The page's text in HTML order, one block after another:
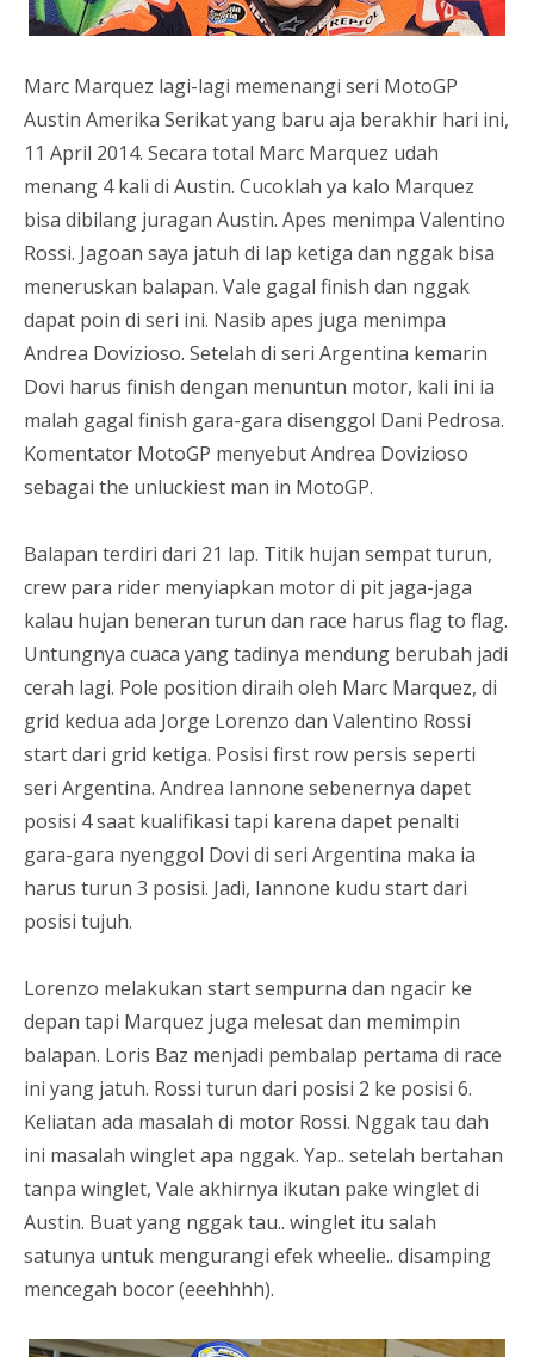
Marc Marquez lagi-lagi memenangi seri MotoGP
Austin Amerika Serikat yang baru aja berakhir hari ini,
11 April 2014. Secara total Marc Marquez udah
menang 4 kali di Austin. Cucoklah ya kalo Marquez
bisa dibilang juragan Austin. Apes menimpa Valentino
Rossi. Jagoan saya jatuh di lap ketiga dan nggak bisa
meneruskan balapan. Vale gagal finish dan nggak
dapat poin di seri ini. Nasib apes juga menimpa
Andrea Dovizioso. Setelah di seri Argentina kemarin
Dovi harus finish dengan menuntun motor, kali ini ia
malah gagal finish gara-gara disenggol Dani Pedrosa.
Komentator MotoGP menyebut Andrea Dovizioso
sebagai the unluckiest man in MotoGP.
Balapan terdiri dari 21 lap. Titik hujan sempat turun,
crew para rider menyiapkan motor di pit jaga-jaga
kalau hujan beneran turun dan race harus flag to flag.
Untungnya cuaca yang tadinya mendung berubah jadi
cerah lagi. Pole position diraih oleh Marc Marquez, di
grid kedua ada Jorge Lorenzo dan Valentino Rossi
start dari grid ketiga. Posisi first row persis seperti
seri Argentina. Andrea Iannone sebenernya dapet
posisi 4 saat kualifikasi tapi karena dapet penalti
gara-gara nyenggol Dovi di seri Argentina maka ia
harus turun 3 posisi. Jadi, Iannone kudu start dari
posisi tujuh.
Lorenzo melakukan start sempurna dan ngacir ke
depan tapi Marquez juga melesat dan memimpin
balapan. Loris Baz menjadi pembalap pertama di race
ini yang jatuh. Rossi turun dari posisi 2 ke posisi 6.
Keliatan ada masalah di motor Rossi. Nggak tau dah
ini masalah winglet apa nggak. Yap.. setelah bertahan
tanpa winglet, Vale akhirnya ikutan pake winglet di
Austin. Buat yang nggak tau.. winglet itu salah
satunya untuk mengurangi efek wheelie.. disamping
mencegah bocor (eeehhhh).